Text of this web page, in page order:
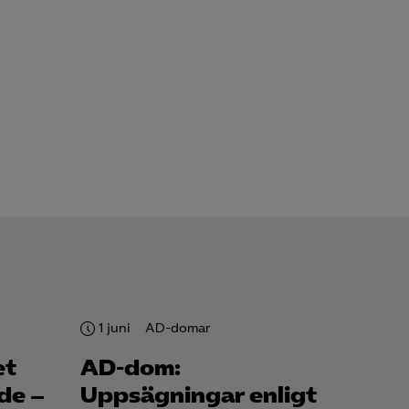
–
1 juni AD-domar
AD-dom:
Uppsägningar enligt